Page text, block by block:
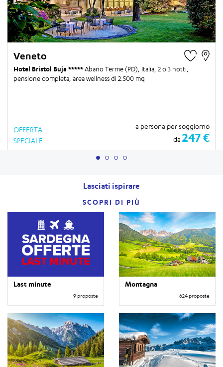
Veneto
Hotel Bristol Buja Abano Terme (PD), Italia, 2 o 3 notti
pensione completa, area wellness di 2.500 mq
OFFERTA
SPECIALE
a persona per soggiorno
da 247 €
Lasciati ispirare
SCOPRI DI PIÙ
Last minute
9 proposte
Montagna
624 proposte